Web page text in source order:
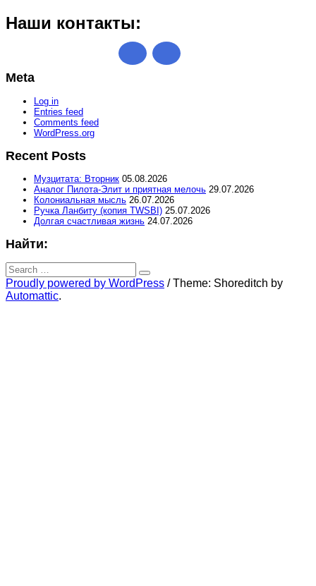
Наши контакты:
Meta
Log in
Entries feed
Comments feed
WordPress.org
Recent Posts
Музцитата: Вторник 05.08.2026
Аналог Пилота-Элит и приятная мелочь 29.07.2026
Колониальная мысль 26.07.2026
Ручка Ланбиту (копия TWSBI) 25.07.2026
Долгая счастливая жизнь 24.07.2026
Найти:
Search
for:
Search
Proudly powered by WordPress /Theme: Shoreditch by
Automattic.